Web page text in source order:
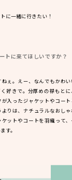
に一緒に行きたい！
トに来てほしいですか？
ぇ。えー、なんでもかわい
好きで。分厚めの襟もとに
入ったジャケットやコー
りは、ナチュラルなおし
ットやコートを羽織って
す。